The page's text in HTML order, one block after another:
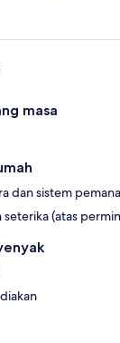
masa
dan sistem
(atas